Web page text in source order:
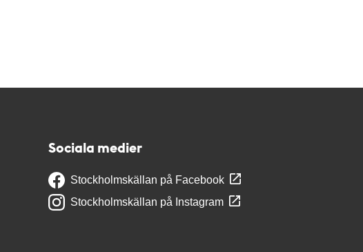
Sociala medier
Stockholmskällan på Facebook
Stockholmskällan på Instagram